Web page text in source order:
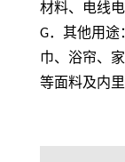
材料、电线
G．其他用途
巾、浴帘、
等面料及内里